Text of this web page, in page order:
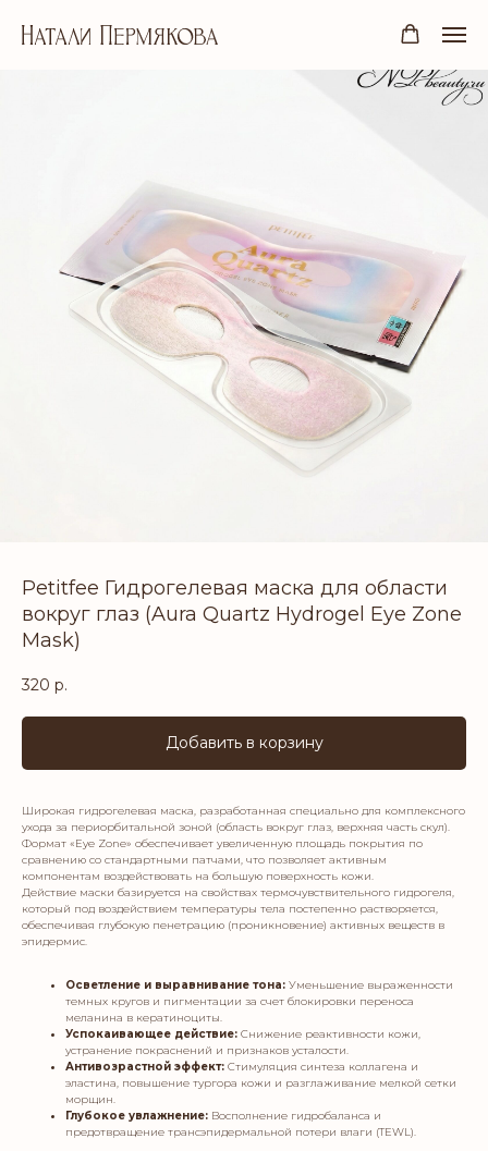
Petitfee Гидрогелевая маска для области
вокруг глаз (Aura Quartz Hydrogel Eye Zone
Mask)
320 р.
Добавить в корзину
Широкая гидрогелевая маска, разработанная специально для комплексного
ухода за периорбитальной зоной (область вокруг глаз, верхняя часть скул).
Формат «Eye Zone» обеспечивает увеличенную площадь покрытия по
сравнению со стандартными патчами, что позволяет активным
компонентам воздействовать на большую поверхность кожи.
Действие маски базируется на свойствах термочувствительного гидрогеля,
который под воздействием температуры тела постепенно растворяется,
обеспечивая глубокую пенетрацию (проникновение) активных веществ в
эпидермис.
Осветление и выравнивание тона: Уменьшение выраженности
темных кругов и пигментации за счет блокировки переноса
меланина в кератиноциты.
Успокаивающее действие: Снижение реактивности кожи,
устранение покраснений и признаков усталости.
Антивозрастной эффект: Стимуляция синтеза коллагена и
эластина, повышение тургора кожи и разглаживание мелкой сетки
морщин.
Глубокое увлажнение: Восполнение гидробаланса и
предотвращение трансэпидермальной потери влаги (TEWL).